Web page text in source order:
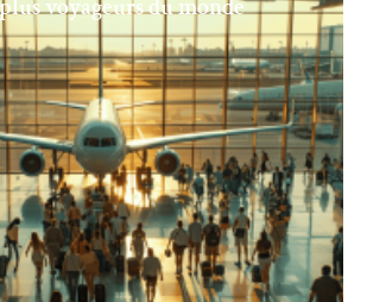
voyageurs du monde